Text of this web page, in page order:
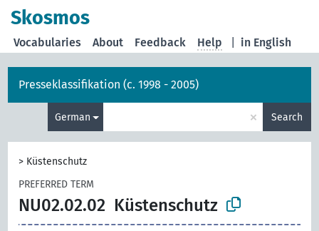
Skosmos
in English
Vocabularies About Feedback Help
Presseklassifikation (c. 1998 - 2005)
German × Search
> Küstenschutz
PREFERRED TERM
NU02.02.02 Küstenschutz